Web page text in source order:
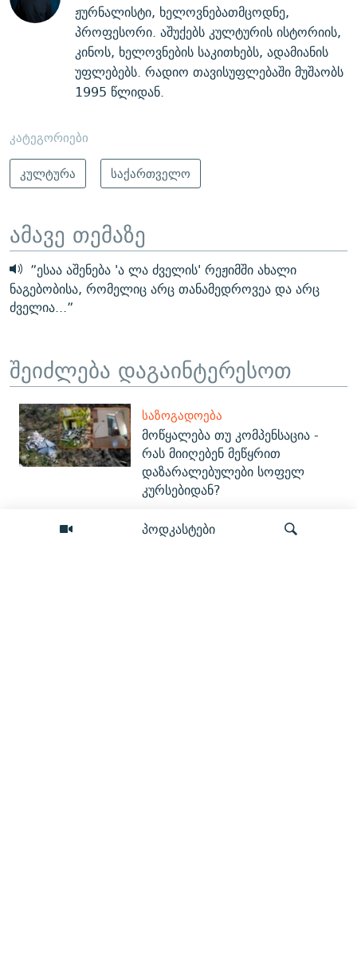
პოდკასტები
ჟურნალისტი, ხელოვნებათმცოდნე,
პროფესორი. აშუქებს კულტურის ისტორიის,
კინოს, ხელოვნების საკითხებს, ადამიანის
უფლებებს. რადიო თავისუფლებაში მუშაობს
1995 წლიდან.
კატეგორიები
კულტურა
საქართველო
ამავე თემაზე
”ესაა აშენება 'ა ლა ძველის' რეჟიმში ახალი
ნაგებობისა, რომელიც არც თანამედროვეა და არც
ძველია...”
შეიძლება დაგაინტერესოთ
ᲡᲐᲖᲝᲒᲐᲓᲝᲔᲑᲐ
მოწყალება თუ კომპენსაცია -
რას მიიღებენ მეწყრით
დაზარალებულები სოფელ
კურსებიდან?
ᲞᲝᲚᲘᲢᲘᲙᲐ